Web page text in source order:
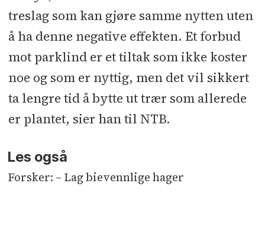
treslag som kan gjøre samme nytten uten
å ha denne negative effekten. Et forbud
mot parklind er et tiltak som ikke koster
noe og som er nyttig, men det vil sikkert
ta lengre tid å bytte ut trær som allerede
er plantet, sier han til NTB.
Les også
Forsker: – Lag bievennlige hager